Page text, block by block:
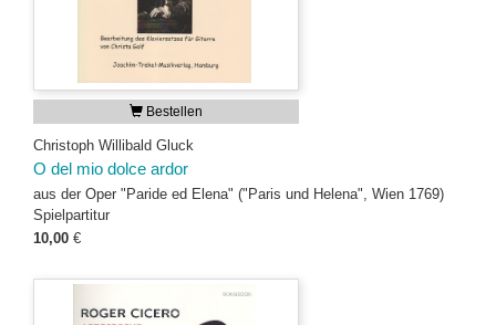
Bestellen
Christoph Willibald Gluck
O del mio dolce ardor
aus der Oper "Paride ed Elena" ("Paris und Helena", Wien 1769)
Spielpartitur
10,00 €